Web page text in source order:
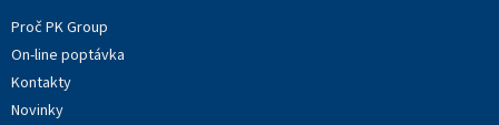
Proč PK Group
On-line poptávka
Kontakty
Novinky